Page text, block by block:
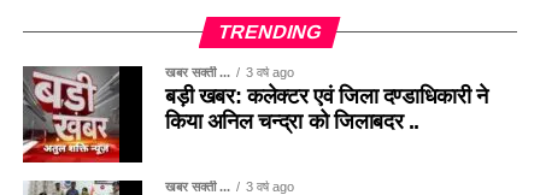
TRENDING
खबर सक्ती ... 3 वर्ष ago
बड़ी खबर: कलेक्टर एवं जिला दण्डाधिकारी ने
किया अनिल चन्द्रा को जिलाबदर ..
खबर सक्ती ... 3 वर्ष ago